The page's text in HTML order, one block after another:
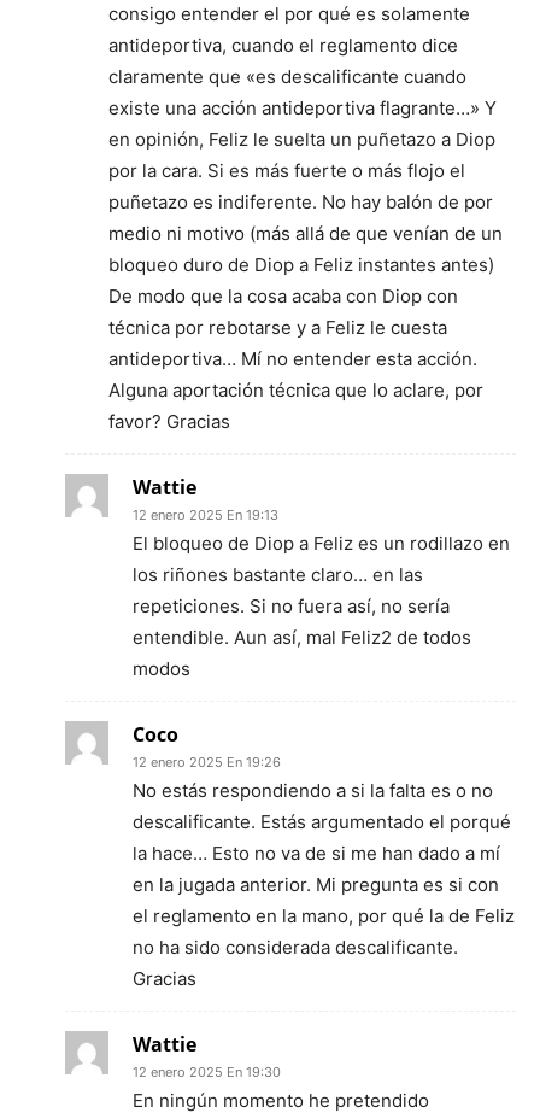
consigo entender el por qué es solamente
antideportiva, cuando el reglamento dice
claramente que «es descalificante cuando
existe una acción antideportiva flagrante…» Y
en opinión, Feliz le suelta un puñetazo a Diop
por la cara. Si es más fuerte o más flojo el
puñetazo es indiferente. No hay balón de por
medio ni motivo (más allá de que venían de un
bloqueo duro de Diop a Feliz instantes antes)
De modo que la cosa acaba con Diop con
técnica por rebotarse y a Feliz le cuesta
antideportiva… Mí no entender esta acción.
Alguna aportación técnica que lo aclare, por
favor? Gracias
Wattie
12 enero 2025 En 19:13
El bloqueo de Diop a Feliz es un rodillazo en
los riñones bastante claro… en las
repeticiones. Si no fuera así, no sería
entendible. Aun así, mal Feliz2 de todos
modos
Coco
12 enero 2025 En 19:26
No estás respondiendo a si la falta es o no
descalificante. Estás argumentado el porqué
la hace… Esto no va de si me han dado a mí
en la jugada anterior. Mi pregunta es si con
el reglamento en la mano, por qué la de Feliz
no ha sido considerada descalificante.
Gracias
Wattie
12 enero 2025 En 19:30
En ningún momento he pretendido